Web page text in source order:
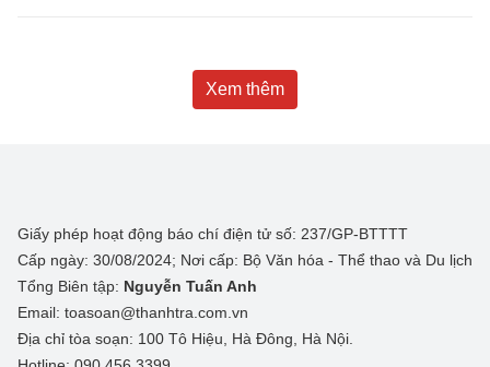
Xem thêm
Giấy phép hoạt động báo chí điện tử số: 237/GP-BTTTT
Cấp ngày: 30/08/2024; Nơi cấp: Bộ Văn hóa - Thể thao và Du lịch
Tổng Biên tập: Nguyễn Tuấn Anh
Email: toasoan@thanhtra.com.vn
Địa chỉ tòa soạn: 100 Tô Hiệu, Hà Đông, Hà Nội.